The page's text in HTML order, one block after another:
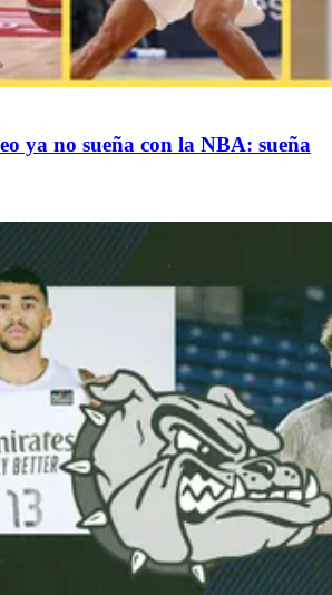
ya no sueña con la NBA: sueña